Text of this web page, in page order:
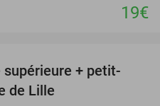
19€
33%
+ petit-
de Lille